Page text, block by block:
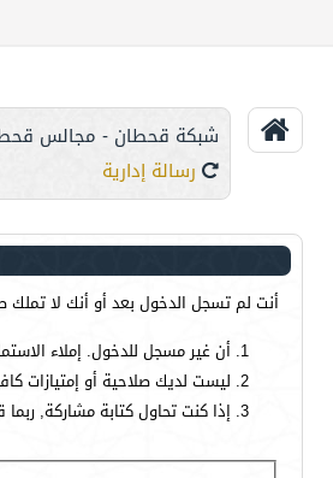
شبكة قحطان - مجالس
رسالة إدارية
أنت لم تسجل الدخول بعد أو أنك لا
أن غير مسجل للدخول. إملاء
ليست لديك صلاحية أو إمتيازات
إذا كنت تحاول كتابة مشاركة,